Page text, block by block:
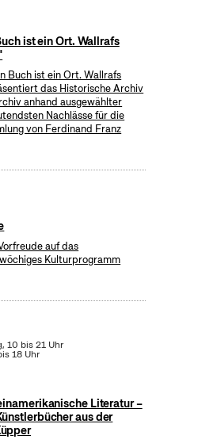
ist ein Ort. Wallrafs
Buch ist ein Ort. Wallrafs
das Historische Archiv
anhand ausgewählter
Nachlässe für die
von Ferdinand Franz
auf das
Kulturprogramm
10 bis 21 Uhr
18 Uhr
Literatur –
aus der